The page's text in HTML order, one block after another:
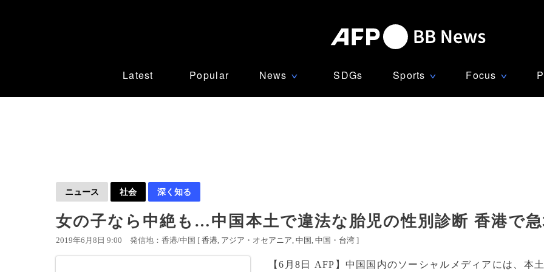
Latest Popular News ∨ SDGs Sports ∨ Focus ∨
ニュース 社会 深く知る
女の子なら中絶も…中国本土で違法な胎児の性別診断 香港で
2019年6月8日 9:00 発信地：香港/中国 [ 香港 アジア・オセアニア 中国 中国・台湾 ]
【6月8日 AFP】中国国内のソーシャルメディアには、本土